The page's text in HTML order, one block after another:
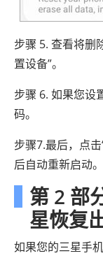
步骤 5. 查看将删
置设备”。
步骤 6. 如果您设
码。
步骤7.最后，点
后自动重新启动。
第 2 部
星恢复
如果您的三星手